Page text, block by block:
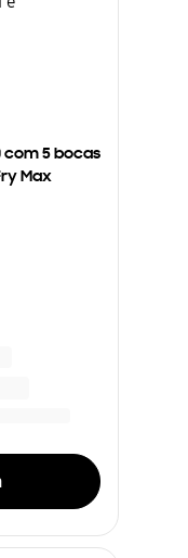
com 5 bocas
Max